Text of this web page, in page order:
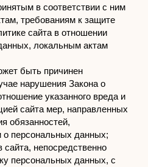
в соответствии с ним
требованиям к защите
сайта в отношении
локальным актам
быть причинен
нарушения Закона о
указанного вреда и
сайта мер, направленных
обязанностей,
о персональных данных;
сайта, непосредственно
персональных данных, с